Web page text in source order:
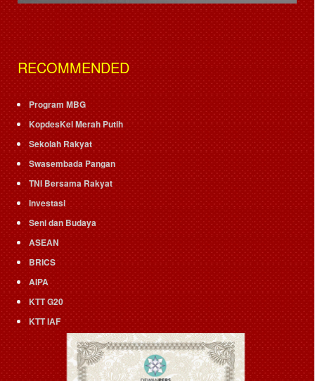
RECOMMENDED
Program MBG
KopdesKel Merah Putih
Sekolah Rakyat
Swasembada Pangan
TNI Bersama Rakyat
Investasi
Seni dan Budaya
ASEAN
BRICS
AIPA
KTT G20
KTT IAF